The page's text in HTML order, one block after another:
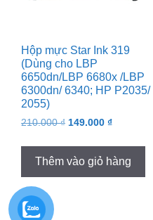
Hộp mực Star Ink 319
(Dùng cho LBP
6650dn/LBP 6680x /LBP
6300dn/ 6340; HP P2035/
2055)
210.000₫ Original
210.000 ₫.
149.000 ₫Current
149.000 ₫.
Thêm vào giỏ hàng